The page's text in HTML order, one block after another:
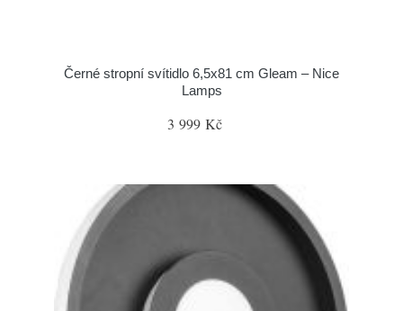
Černé stropní svítidlo 6,5x81 cm Gleam – Nice
Lamps
3 999 Kč